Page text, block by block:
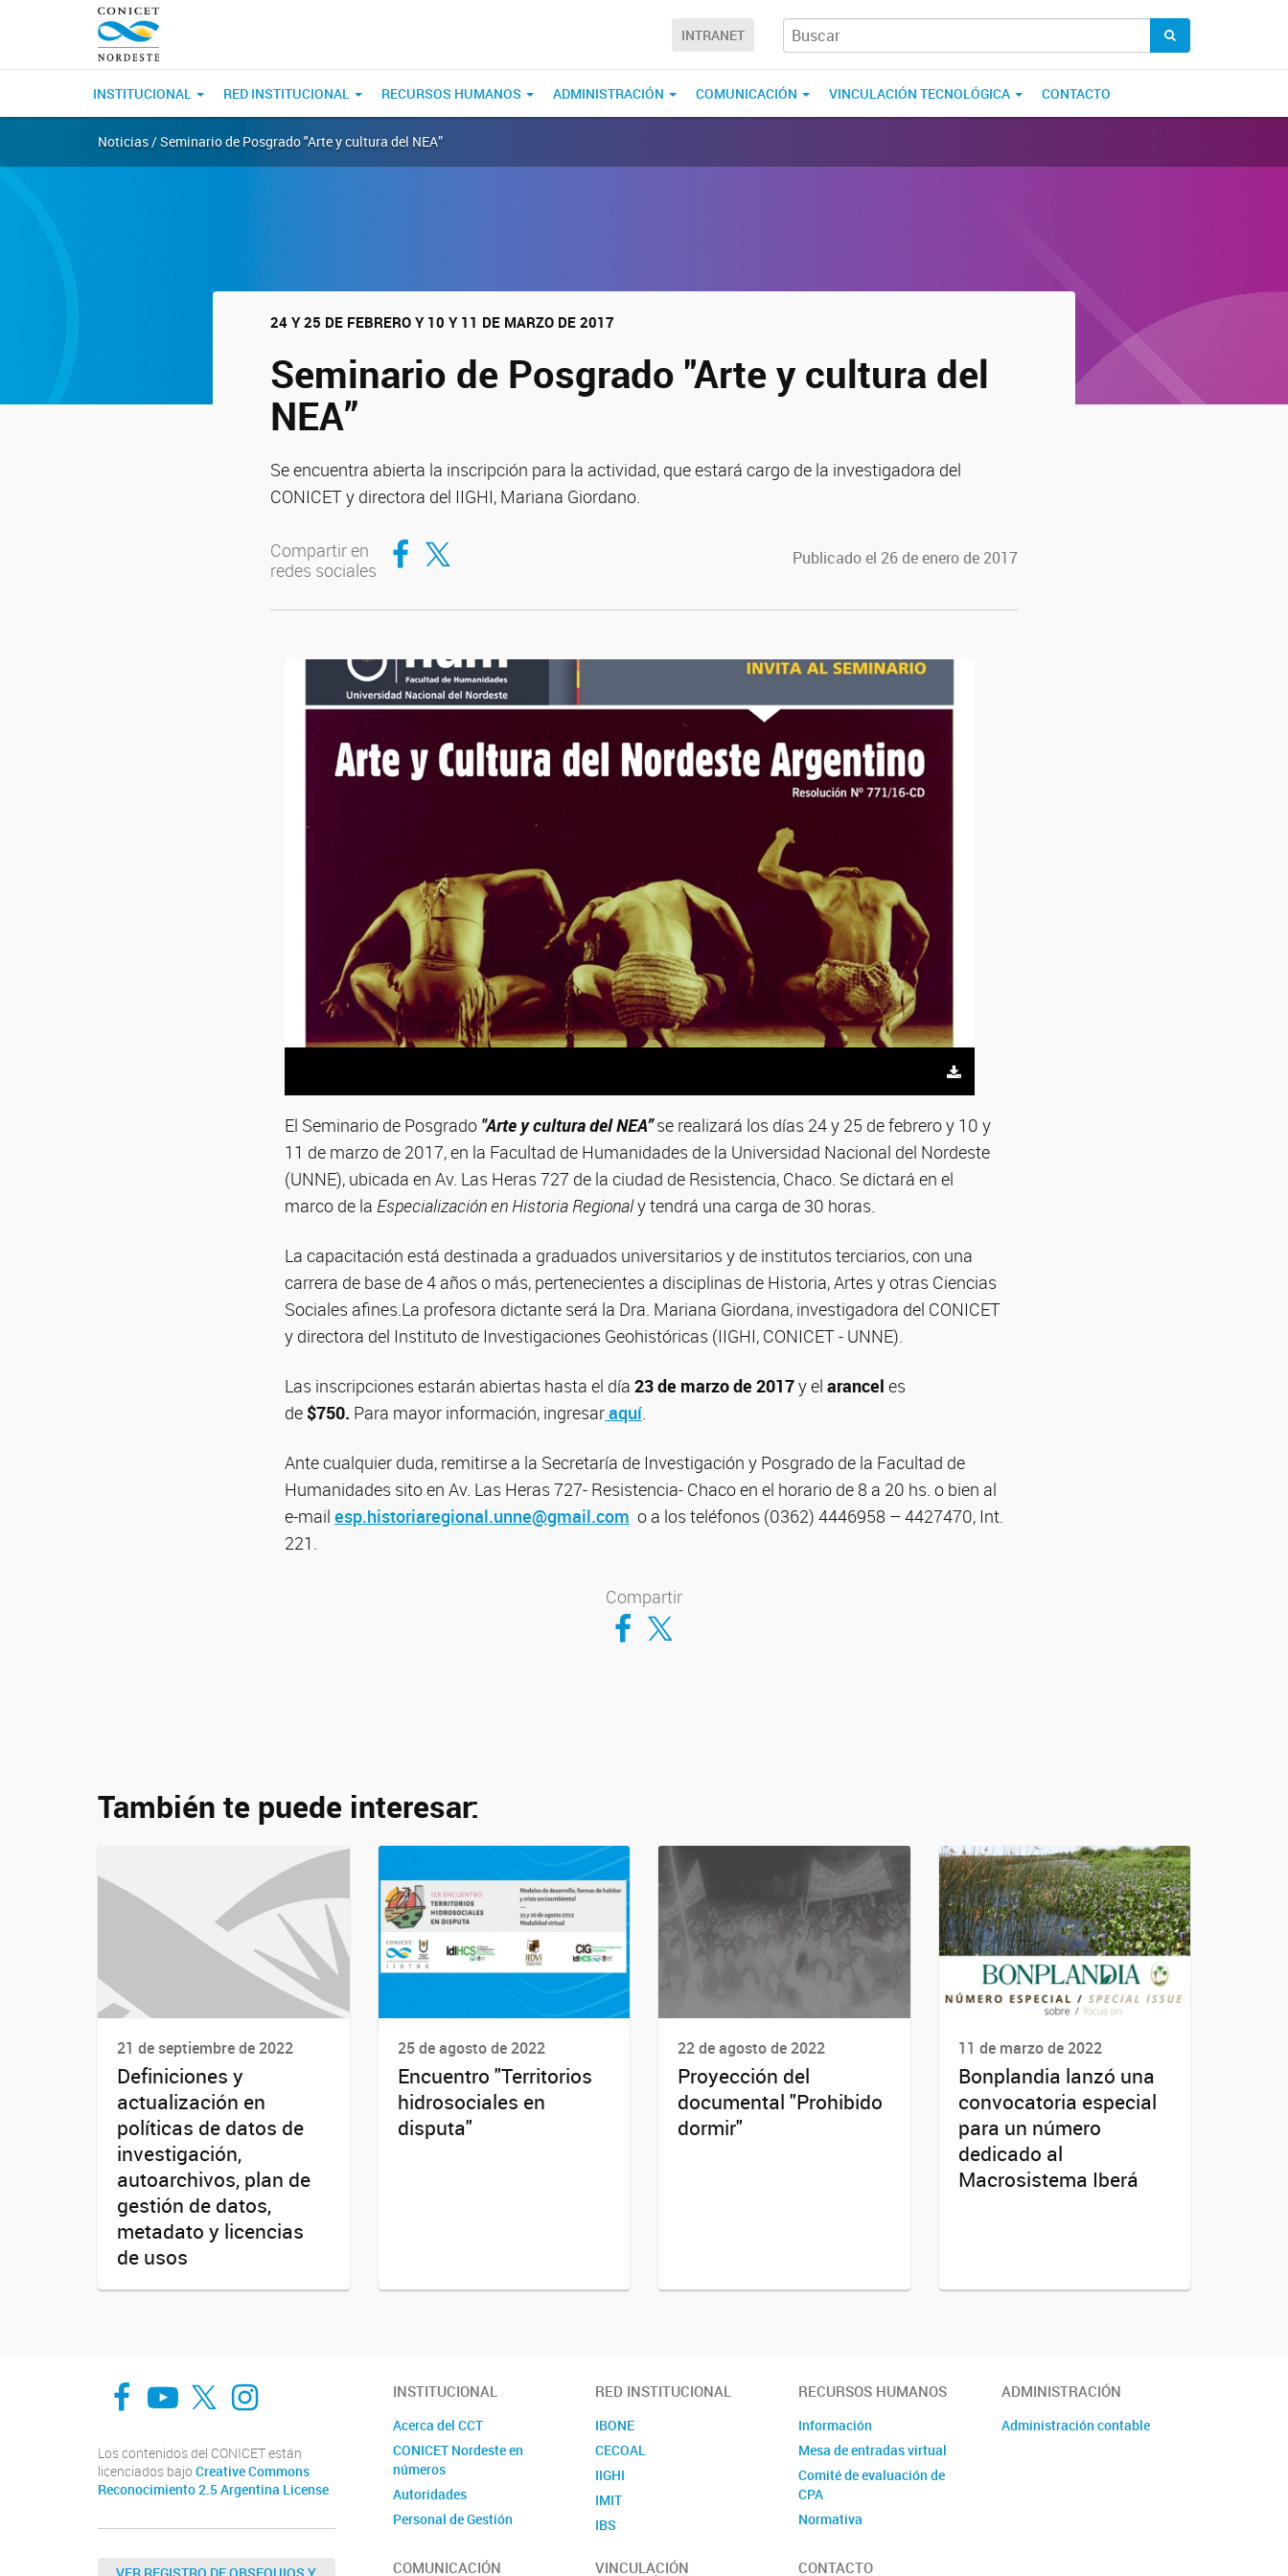
INTRANET
INSTITUCIONAL RED INSTITUCIONAL RECURSOS HUMANOS ADMINISTRACIÓN COMUNICACIÓN VINCULACIÓN TECNOLÓGICA CONTACTO
Noticias / Seminario de Posgrado "Arte y cultura del NEA”
24 Y 25 DE FEBRERO Y 10 Y 11 DE MARZO DE 2017
Seminario de Posgrado "Arte y cultura del
NEA”
Se encuentra abierta la inscripción para la actividad, que estará cargo de la investigadora del
CONICET y directora del IIGHI, Mariana Giordano.
Compartir en
redes sociales
Compartir en Facebook
Compartir en Twitter Publicado el 26 de enero de 2017
El Seminario de Posgrado "Arte y cultura del NEA”se realizará los días 24 y 25 de febrero y 10 y
11 de marzo de 2017, en la Facultad de Humanidades de la Universidad Nacional del Nordeste
(UNNE), ubicada en Av. Las Heras 727 de la ciudad de Resistencia, Chaco. Se dictará en el
marco de la Especialización en Historia Regionaly tendrá una carga de 30 horas.
La capacitación está destinada a graduados universitarios y de institutos terciarios, con una
carrera de base de 4 años o más, pertenecientes a disciplinas de Historia, Artes y otras Ciencias
Sociales afines.La profesora dictante será la Dra. Mariana Giordana, investigadora del CONICET
y directora del Instituto de Investigaciones Geohistóricas (IIGHI, CONICET - UNNE).
Las inscripciones estarán abiertas hasta el día 23de marzode 2017y el arancel es
de$750. Para mayor información, ingresaraquí.
Ante cualquier duda, remitirse a la Secretaría de Investigación y Posgrado de la Facultad de
Humanidades sito en Av. Las Heras 727- Resistencia- Chaco en el horario de 8 a 20 hs. o bien al
e-mail esp.historiaregional.unne@gmail.com o a los teléfonos (0362) 4446958 – 4427470, Int.
221.
Compartir
Compartir en Facebook
Compartir en Twitter
También te puede interesar:
21 de septiembre de 2022
Definiciones y
actualización en
políticas de datos de
investigación,
autoarchivos, plan de
gestión de datos,
metadato y licencias
de usos
25 de agosto de 2022
Encuentro "Territorios
hidrosociales en
disputa"
22 de agosto de 2022
Proyección del
documental "Prohibido
dormir"
11 de marzo de 2022
Bonplandia lanzó una
convocatoria especial
para un número
dedicado al
Macrosistema Iberá
Facebook
You TubeTwitterInstagram
Los contenidos del CONICET están
licenciados bajo Creative Commons
Reconocimiento 2.5 Argentina License
INSTITUCIONAL
Acerca del CCT
CONICET Nordeste en
números
Autoridades
Personal de Gestión
Becario/a
RED INSTITUCIONAL
IBONE
CECOAL
IIGHI
IMIT
IBS
RECURSOS HUMANOS
Información
Mesa de entradas virtual
Comité de evaluación de
CPA
Normativa
Convocatorias
ADMINISTRACIÓN
Administración contable
COMUNICACIÓN
VINCULACIÓN
CONTACTO